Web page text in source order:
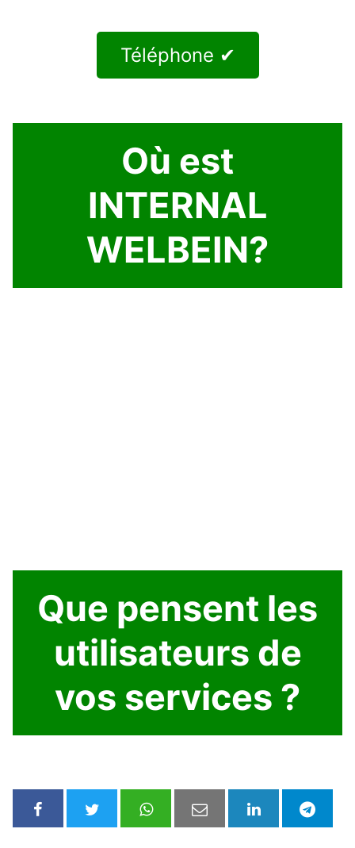
Téléphone ✔
Où est
INTERNAL
WELBEIN?
Que pensent les
utilisateurs de
vos services ?